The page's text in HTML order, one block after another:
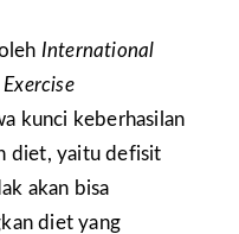
International
kunci keberhasilan
diet, yaitu defisit
akan bisa
diet yang